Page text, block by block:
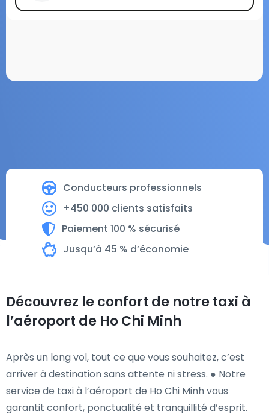
Conducteurs professionnels
+450 000 clients satisfaits
Paiement 100 % sécurisé
Jusqu’à 45 % d’économie
Découvrez le confort de notre taxi à
l’aéroport de Ho Chi Minh
Après un long vol, tout ce que vous souhaitez, c’est
arriver à destination sans attente ni stress. ● Notre
service de taxi à l’aéroport de Ho Chi Minh vous
garantit confort, ponctualité et tranquillité d’esprit.